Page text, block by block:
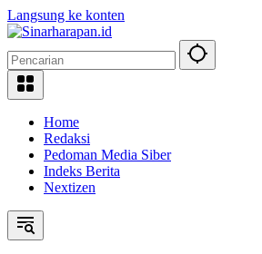
Langsung ke konten
Home
Redaksi
Pedoman Media Siber
Indeks Berita
Nextizen